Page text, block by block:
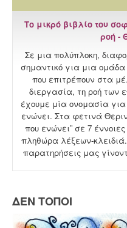
Το μικρό βιβλίο του
ροή -
Σε μια πολύπλοκη,
σημαντικό για μια
που επιτρέπουν στα
διεργασία, τη ροή των
έχουμε μία ονομασία
ενώνει. Στα φετινά
που ενώνει” σε 7
πληθώρα λέξεων-
παρατηρήσεις μας
ΔΕΝ ΤΟΠΟΙ